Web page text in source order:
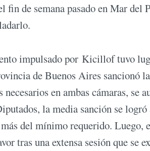
fin de semana pasado en Mar del
impulsado por Kicillof tuvo
de Buenos Aires sancionó
en ambas cámaras, se
la media sanción se
del mínimo requerido. Luego,
tras una extensa sesión que se